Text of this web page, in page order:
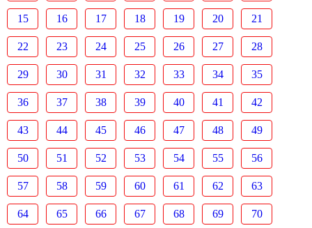
15 16 17 18 19 20 21
22 23 24 25 26 27 28
29 30 31 32 33 34 35
36 37 38 39 40 41 42
43 44 45 46 47 48 49
50 51 52 53 54 55 56
57 58 59 60 61 62 63
64 65 66 67 68 69 70